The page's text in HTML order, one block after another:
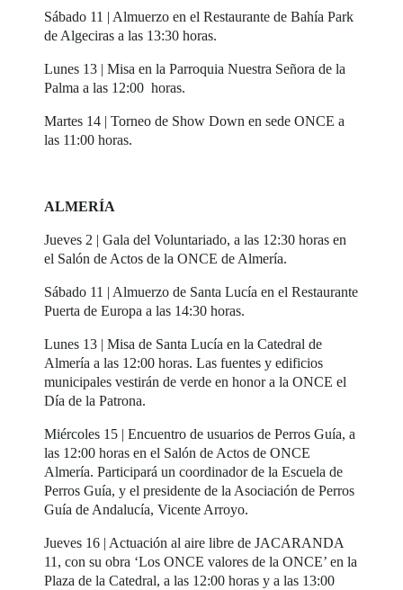
Sábado 11 | Almuerzo en el Restaurante de Bahía Park
de Algeciras a las 13:30 horas.
Lunes 13 | Misa en la Parroquia Nuestra Señora de la
Palma a las 12:00 horas.
Martes 14 | Torneo de Show Down en sede ONCE a
las 11:00 horas.
ALMERÍA
Jueves 2 | Gala del Voluntariado, a las 12:30 horas en
el Salón de Actos de la ONCE de Almería.
Sábado 11 | Almuerzo de Santa Lucía en el Restaurante
Puerta de Europa a las 14:30 horas.
Lunes 13 | Misa de Santa Lucía en la Catedral de
Almería a las 12:00 horas. Las fuentes y edificios
municipales vestirán de verde en honor a la ONCE el
Día de la Patrona.
Miércoles 15 | Encuentro de usuarios de Perros Guía, a
las 12:00 horas en el Salón de Actos de ONCE
Almería. Participará un coordinador de la Escuela de
Perros Guía, y el presidente de la Asociación de Perros
Guía de Andalucía, Vicente Arroyo.
Jueves 16 | Actuación al aire libre de JACARANDA
11, con su obra ‘Los ONCE valores de la ONCE’ en la
Plaza de la Catedral, a las 12:00 horas y a las 13:00